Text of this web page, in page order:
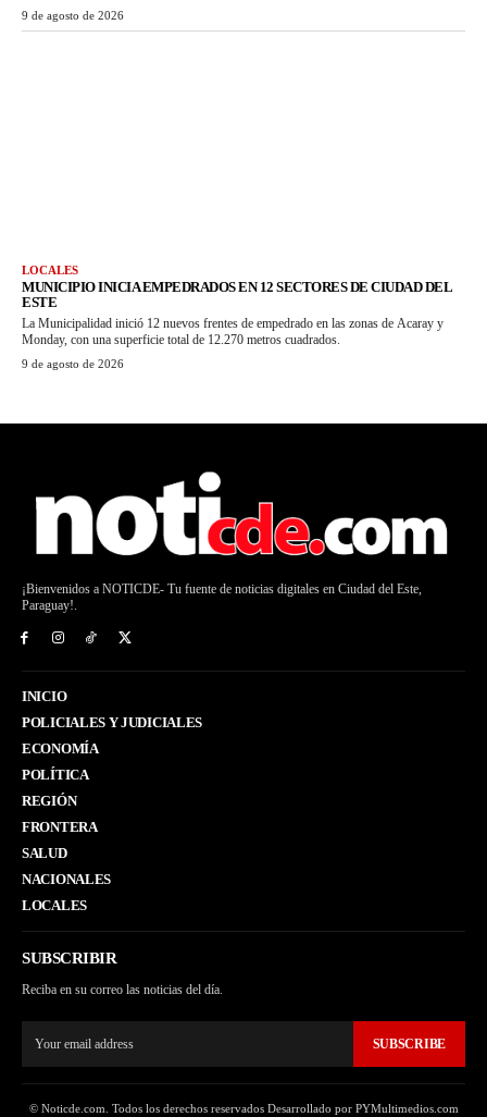
9 de agosto de 2026
LOCALES
MUNICIPIO INICIA EMPEDRADOS EN 12 SECTORES DE CIUDAD DEL
ESTE
La Municipalidad inició 12 nuevos frentes de empedrado en las zonas de Acaray y
Monday, con una superficie total de 12.270 metros cuadrados.
9 de agosto de 2026
¡Bienvenidos a NOTICDE- Tu fuente de noticias digitales en Ciudad del Este,
Paraguay!.
INICIO
POLICIALES Y JUDICIALES
ECONOMÍA
POLÍTICA
REGIÓN
FRONTERA
SALUD
NACIONALES
LOCALES
SUBSCRIBIR
Reciba en su correo las noticias del día.
SUBSCRIBE
© Noticde.com. Todos los derechos reservados Desarrollado por PYMultimedios.com